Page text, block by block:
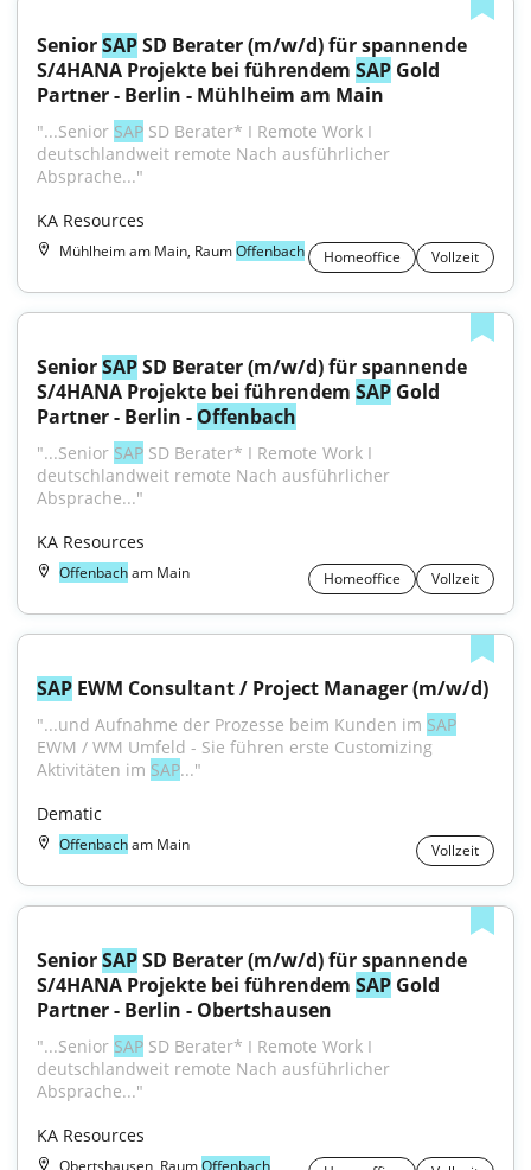
Senior SAP SD Berater (m/w/d) für spannende
S/4HANA Projekte bei führendem SAP Gold
Partner - Berlin - Mühlheim am Main
"...Senior SAP SD Berater* I Remote Work I
deutschlandweit remote Nach ausführlicher
Absprache..."
KA Resources
Mühlheim am Main, RaumOffenbach Homeoffice Vollzeit
Senior SAP SD Berater (m/w/d) für spannende
S/4HANA Projekte bei führendem SAP Gold
Partner - Berlin - Offenbach
"...Senior SAP SD Berater* I Remote Work I
deutschlandweit remote Nach ausführlicher
Absprache..."
KA Resources
Offenbacham Main Homeoffice Vollzeit
SAP EWM Consultant / Project Manager (m/w/d)
"...und Aufnahme der Prozesse beim Kunden im SAP
EWM / WM Umfeld - Sie führen erste Customizing
Aktivitäten im SAP..."
Dematic
Offenbacham Main Vollzeit
Senior SAP SD Berater (m/w/d) für spannende
S/4HANA Projekte bei führendem SAP Gold
Partner - Berlin - Obertshausen
"...Senior SAP SD Berater* I Remote Work I
deutschlandweit remote Nach ausführlicher
Absprache..."
KA Resources
Obertshausen, RaumOffenbach